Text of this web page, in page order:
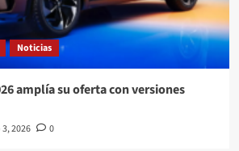
Noticias
amplía su oferta con versiones
2026 0